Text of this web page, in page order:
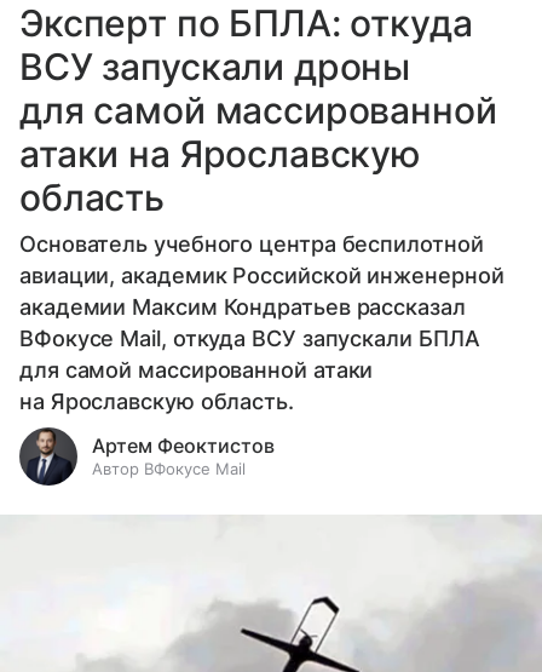
Эксперт по БПЛА: откуда
ВСУ запускали дроны
для самой массированной
атаки на Ярославскую
область
Основатель учебного центра беспилотной
авиации, академик Российской инженерной
академии Максим Кондратьев рассказал
ВФокусе Mail, откуда ВСУ запускали БПЛА
для самой массированной атаки
на Ярославскую область.
Артем Феоктистов
Автор ВФокусе Mail